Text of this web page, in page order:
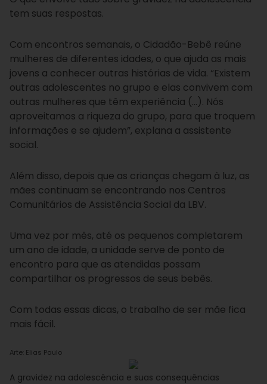
tem suas respostas.
Com encontros semanais, o Cidadão-Bebê reúne
mulheres de diferentes idades, o que ajuda as mais
jovens a conhecer outras histórias de vida. “Existem
outras adolescentes no grupo e elas convivem com
outras mulheres que têm experiência (…). Nós
aproveitamos a riqueza do grupo, para que troquem
informações e se ajudem”, explana a assistente
social.
Além disso, depois que as crianças chegam à luz, as
mães continuam se encontrando nos Centros
Comunitários de Assistência Social da LBV.
Uma vez por mês, até os pequenos completarem
um ano de idade, a unidade serve de ponto de
encontro para que as atendidas possam
compartilhar os progressos de seus bebês.
Com todas essas dicas, o trabalho de ser mãe fica
mais fácil.
Arte: Elias Paulo
A gravidez na adolescência e suas consequências